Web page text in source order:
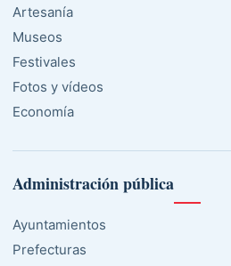
Artesanía
Museos
Festivales
Fotos y vídeos
Economía
Administración pública
Ayuntamientos
Prefecturas